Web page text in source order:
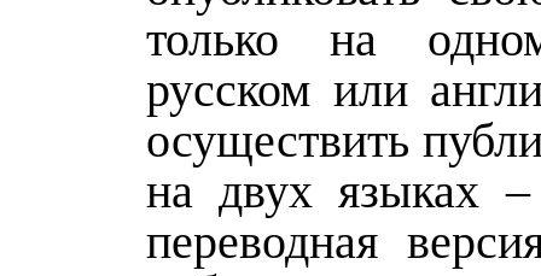
только на
русском или
осуществить
на двух языках
переводная